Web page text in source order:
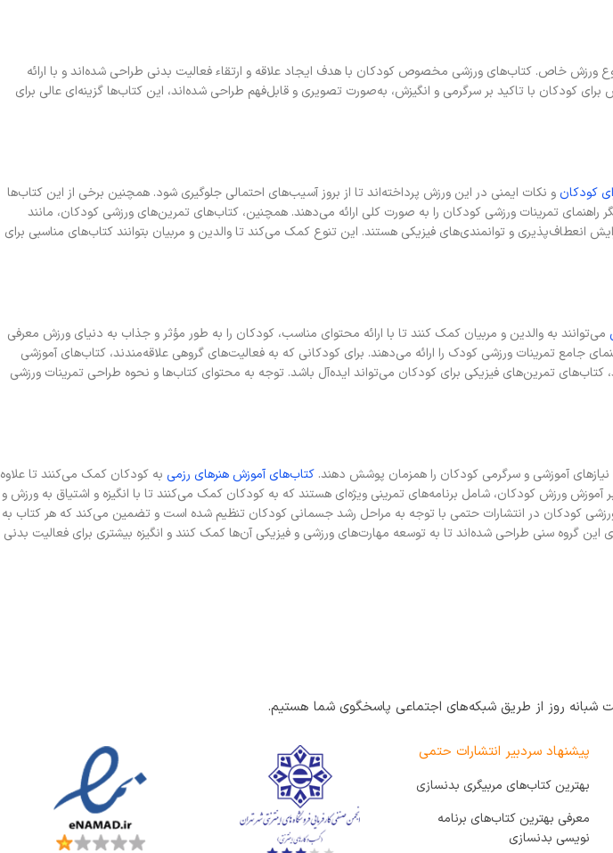
ورزش خاص. کتاب‌های ورزشی مخصوص کودکان با هدف ایجاد علاقه و ارتقاء فعالیت بدنی طراحی شده‌اند و با ارائه
کودکان با تاکید بر سرگرمی و انگیزش، به‌صورت تصویری و قابل‌فهم طراحی شده‌اند، این کتاب‌ها گزینه‌ای عالی برای
کودکان و نکات ایمنی در این ورزش پرداخته‌اند تا از بروز آسیب‌های احتمالی جلوگیری شود. همچنین برخی از این کتاب‌ها
راهنمای تمرینات ورزشی کودکان را به صورت کلی ارائه می‌دهند. همچنین، کتاب‌های تمرین‌های ورزشی کودکان، مانند
انعطاف‌پذیری و توانمندی‌های فیزیکی هستند. این تنوع کمک می‌کند تا والدین و مربیان بتوانند کتاب‌های مناسبی برای
می‌توانند به والدین و مربیان کمک کنند تا با ارائه محتوای مناسب، کودکان را به طور مؤثر و جذاب به دنیای ورزش معرفی
جامع تمرینات ورزشی کودک را ارائه می‌دهند. برای کودکانی که به فعالیت‌های گروهی علاقه‌مندند، کتاب‌های آموزشی
تمرین‌های فیزیکی برای کودکان می‌تواند ایده‌آل باشد. توجه به محتوای کتاب‌ها و نحوه طراحی تمرینات ورزشی
آموزشی و سرگرمی کودکان را همزمان پوشش دهند. کتاب‌های آموزش هنرهای رزمی به کودکان کمک می‌کنند تا علاوه
ورزش کودکان، شامل برنامه‌های تمرینی ویژه‌ای هستند که به کودکان کمک می‌کنند تا با انگیزه و اشتیاق به ورزش و
کودکان در انتشارات حتمی با توجه به مراحل رشد جسمانی کودکان تنظیم شده است و تضمین می‌کند که هر کتاب به
این گروه سنی طراحی شده‌اند تا به توسعه مهارت‌های ورزشی و فیزیکی آن‌ها کمک کنند و انگیزه بیشتری برای فعالیت بدنی
پیشنهاد سردبیر انتشارات حتمی
بهترین کتاب‌های مربیگری بدنسازی
معرفی بهترین کتاب‌های برنامه
نویسی بدنسازی